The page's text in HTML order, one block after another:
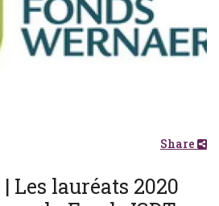
Share
Les lauréats 2020